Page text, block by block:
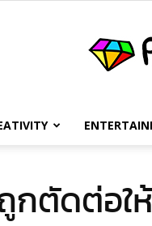
ตัดต่อใ